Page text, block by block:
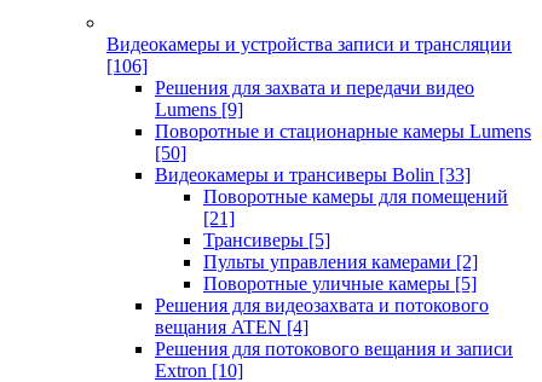
Видеокамеры и устройства записи и трансляции
[106]
Решения для захвата и передачи видео
Lumens [9]
Поворотные и стационарные камеры Lumens
[50]
Видеокамеры и трансиверы Bolin [33]
Поворотные камеры для помещений
[21]
Трансиверы [5]
Пульты управления камерами [2]
Поворотные уличные камеры [5]
Решения для видеозахвата и потокового
вещания ATEN [4]
Решения для потокового вещания и записи
Extron [10]